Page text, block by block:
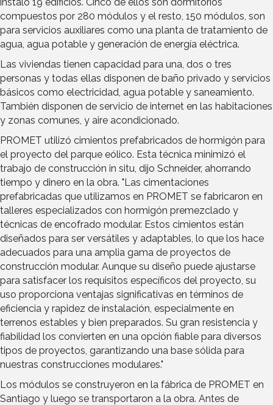
compuestos por 280 módulos y el resto, 150 módulos, son
para servicios auxiliares como una planta de tratamiento de
agua, agua potable y generación de energía eléctrica.
Las viviendas tienen capacidad para una, dos o tres
personas y todas ellas disponen de baño privado y servicios
básicos como electricidad, agua potable y saneamiento.
También disponen de servicio de internet en las habitaciones
y zonas comunes, y aire acondicionado.
PROMET utilizó cimientos prefabricados de hormigón para
el proyecto del parque eólico. Esta técnica minimizó el
trabajo de construcción in situ, dijo Schneider, ahorrando
tiempo y dinero en la obra. "Las cimentaciones
prefabricadas que utilizamos en PROMET se fabricaron en
talleres especializados con hormigón premezclado y
técnicas de encofrado modular. Estos cimientos están
diseñados para ser versátiles y adaptables, lo que los hace
adecuados para una amplia gama de proyectos de
construcción modular. Aunque su diseño puede ajustarse
para satisfacer los requisitos específicos del proyecto, su
uso proporciona ventajas significativas en términos de
eficiencia y rapidez de instalación, especialmente en
terrenos estables y bien preparados. Su gran resistencia y
fiabilidad los convierten en una opción fiable para diversos
tipos de proyectos, garantizando una base sólida para
nuestras construcciones modulares."
Los módulos se construyeron en la fábrica de PROMET en
Santiago y luego se transportaron a la obra. Antes de